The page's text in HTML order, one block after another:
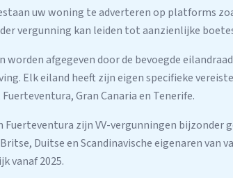
uw woning te adverteren op platforms
vergunning kan leiden tot aanzienlijke
worden afgegeven door de bevoegde
Elk eiland heeft zijn eigen specifieke
Gran Canaria en Tenerife.
Fuerteventura zijn VV-vergunningen bijzonder
Duitse en Scandinavische eigenaren van
vanaf 2025.